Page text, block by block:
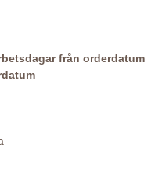
från orderdatum